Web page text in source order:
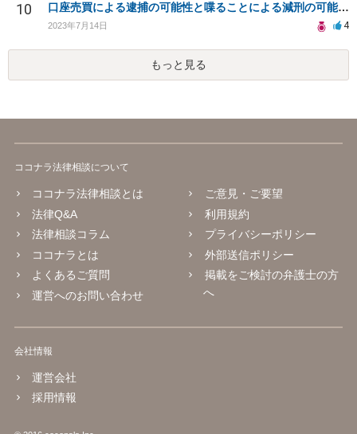
10 口座売買による逮捕の可能性と喋ることによる減刑の可能性について
2023年7月14日 4
もっと見る
ココナラ法律相談について
ココナラ法律相談とは
法律Q&A
法律相談コラム
ココナラとは
よくあるご質問
運営へのお問い合わせ
ご意見・ご要望
利用規約
プライバシーポリシー
外部送信ポリシー
掲載をご検討の弁護士の方
へ
会社情報
運営会社
採用情報